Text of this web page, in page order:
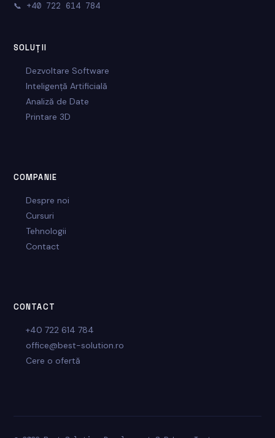
📞 +40 722 614 784
SOLUȚII
Dezvoltare Software
Inteligență Artificială
Analiză de Date
Printare 3D
COMPANIE
Despre noi
Cursuri
Tehnologii
Contact
CONTACT
+40 722 614 784
office@best-solution.ro
Cere o ofertă